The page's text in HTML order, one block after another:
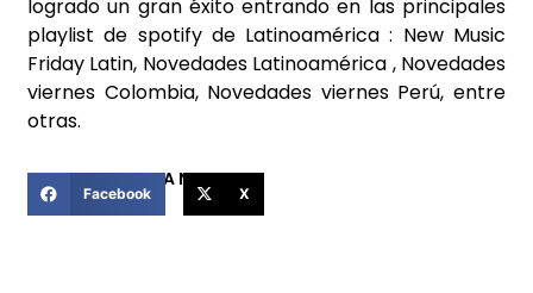
logrado un gran éxito entrando en las principales
playlist de spotify de Latinoamérica : New Music
Friday Latin, Novedades Latinoamérica , Novedades
viernes Colombia, Novedades viernes Perú, entre
otras.
COMPARTIR ESTA NOTICIA
Facebook X